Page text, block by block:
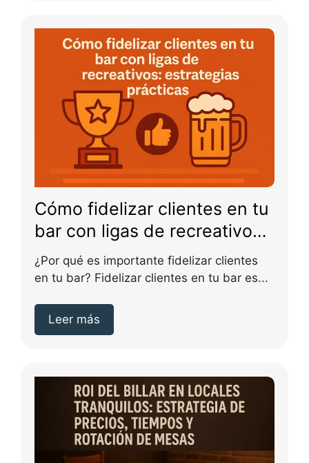
Cómo fidelizar clientes en tu
bar con ligas de recreativos:
estrategias prácticas
¿Por qué es importante fidelizar clientes
en tu bar? Fidelizar clientes en tu bar es...
Leer más